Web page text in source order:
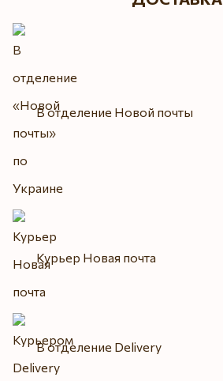
В отделение Новой почты
Курьер Новая почта
В отделение Delivery